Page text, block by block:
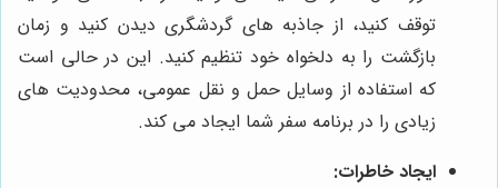
توقف کنید، از جاذبه های گردشگری دیدن کنید و زمان
بازگشت را به دلخواه خود تنظیم کنید. این در حالی است
که استفاده از وسایل حمل و نقل عمومی، محدودیت های
زیادی را در برنامه سفر شما ایجاد می کند.
ایجاد خاطرات: